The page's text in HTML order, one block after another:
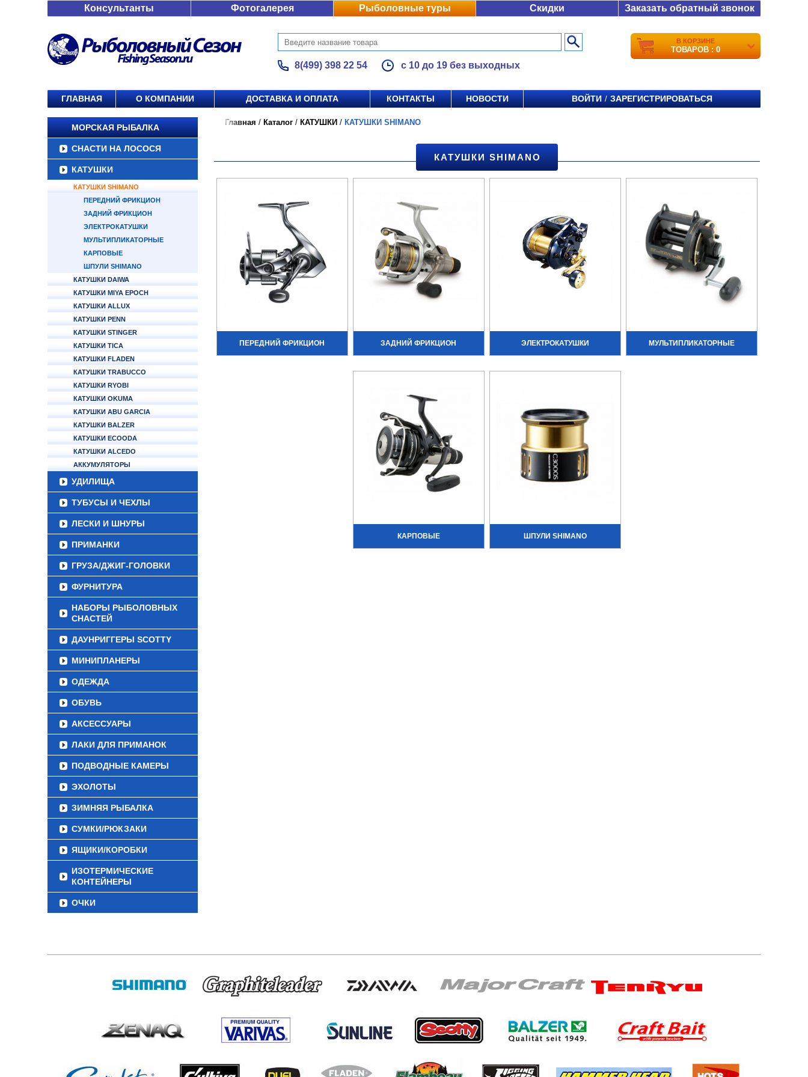
Консультанты Фотогалерея Рыболовные туры Скидки Заказать обратный звонок
8(499) 398 22 54 с 10 до 19 без выходных
В КОРЗИНЕ
ТОВАРОВ : 0
ГЛАВНАЯ О КОМПАНИИ ДОСТАВКА И ОПЛАТА КОНТАКТЫ НОВОСТИ ВОЙТИ / ЗАРЕГИСТРИРОВАТЬСЯ
МОРСКАЯ РЫБАЛКА
СНАСТИ НА ЛОСОСЯ
КАТУШКИ
КАТУШКИ SHIMANO
ПЕРЕДНИЙ ФРИКЦИОН
ЗАДНИЙ ФРИКЦИОН
ЭЛЕКТРОКАТУШКИ
МУЛЬТИПЛИКАТОРНЫЕ
КАРПОВЫЕ
ШПУЛИ SHIMANO
КАТУШКИ DAIWA
КАТУШКИ MIYA EPOCH
КАТУШКИ ALLUX
КАТУШКИ PENN
КАТУШКИ STINGER
КАТУШКИ TICA
КАТУШКИ FLADEN
КАТУШКИ TRABUCCO
КАТУШКИ RYOBI
КАТУШКИ OKUMA
КАТУШКИ ABU GARCIA
КАТУШКИ BALZER
КАТУШКИ ECOODA
КАТУШКИ ALCEDO
АККУМУЛЯТОРЫ
УДИЛИЩА
ТУБУСЫ И ЧЕХЛЫ
ЛЕСКИ И ШНУРЫ
ПРИМАНКИ
ГРУЗА/ДЖИГ-ГОЛОВКИ
ФУРНИТУРА
НАБОРЫ РЫБОЛОВНЫХ
СНАСТЕЙ
ДАУНРИГГЕРЫ SCOTTY
МИНИПЛАНЕРЫ
ОДЕЖДА
ОБУВЬ
АКСЕССУАРЫ
ЛАКИ ДЛЯ ПРИМАНОК
ПОДВОДНЫЕ КАМЕРЫ
ЭХОЛОТЫ
ЗИМНЯЯ РЫБАЛКА
СУМКИ/РЮКЗАКИ
ЯЩИКИ/КОРОБКИ
ИЗОТЕРМИЧЕСКИЕ
КОНТЕЙНЕРЫ
ОЧКИ
Главная / Каталог / КАТУШКИ / КАТУШКИ SHIMANO
КАТУШКИ SHIMANO
ПЕРЕДНИЙ ФРИКЦИОН ЗАДНИЙ ФРИКЦИОН ЭЛЕКТРОКАТУШКИ МУЛЬТИПЛИКАТОРНЫЕ
КАРПОВЫЕ ШПУЛИ SHIMANO